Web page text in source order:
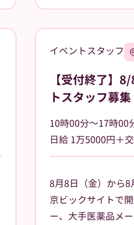
イベントスタッフ
【受付終了】
トスタッフ募集
10時00分～17時00
日給 1万5000円＋
8月8日（金）から
京ビックサイトで
ー、大手医薬品メ